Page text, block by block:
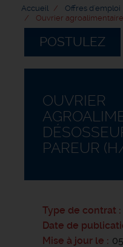
Accueil
Offres d'emploi
Ouvrier
POSTULEZ
OUVRIER
PAREUR
Type de contrat
Date de
Mise à jour le